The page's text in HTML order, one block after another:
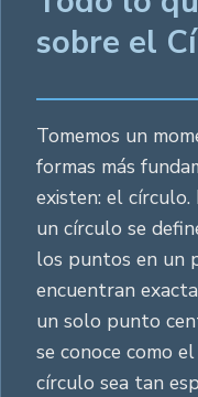
sobre el
Tomemos un
formas más
existen: el
un círculo se
los puntos en un
encuentran
un solo punto
se conoce como
círculo sea tan